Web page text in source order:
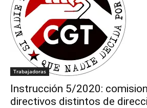
Trabajadoras
Instrucción 5/2020:
directivos distintos de